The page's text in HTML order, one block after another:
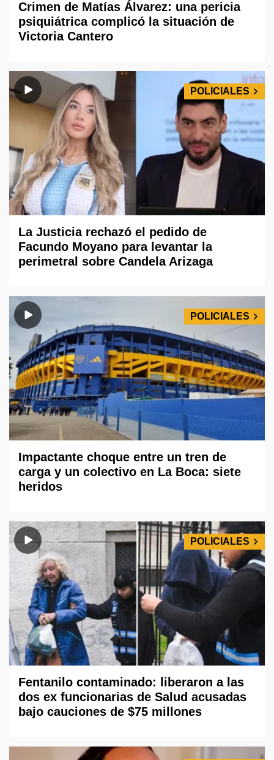
Crimen de Matías Álvarez: una pericia
psiquiátrica complicó la situación de
Victoria Cantero
POLICIALES
La Justicia rechazó el pedido de
Facundo Moyano para levantar la
perimetral sobre Candela Arizaga
POLICIALES
Impactante choque entre un tren de
carga y un colectivo en La Boca: siete
heridos
POLICIALES
Fentanilo contaminado: liberaron a las
dos ex funcionarias de Salud acusadas
bajo cauciones de $75 millones